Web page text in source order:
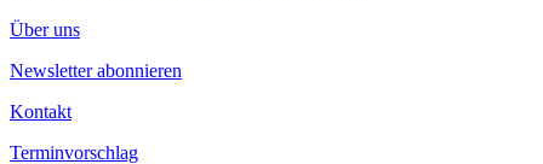
Über uns
Newsletter abonnieren
Kontakt
Terminvorschlag